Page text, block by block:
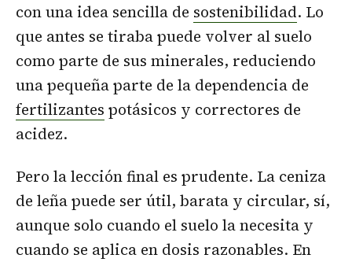
con una idea sencilla de sostenibilidad. Lo
que antes se tiraba puede volver al suelo
como parte de sus minerales, reduciendo
una pequeña parte de la dependencia de
fertilizantes potásicos y correctores de
acidez.
Pero la lección final es prudente. La ceniza
de leña puede ser útil, barata y circular, sí,
aunque solo cuando el suelo la necesita y
cuando se aplica en dosis razonables. En